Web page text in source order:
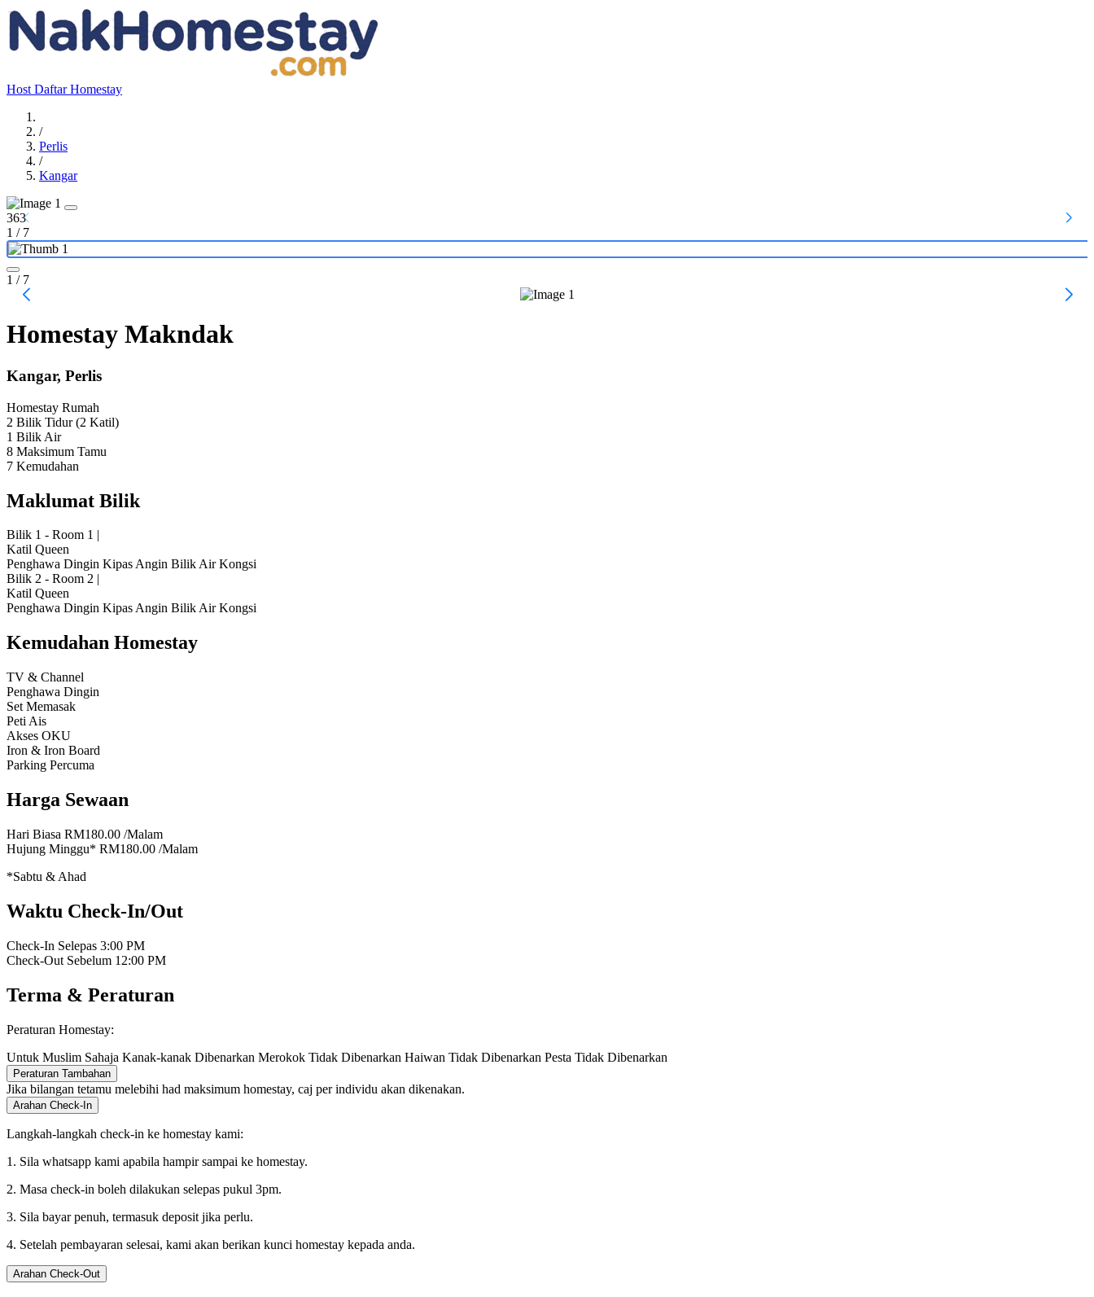
Host Daftar Homestay
/
Perlis
/
Kangar
363
1 / 7
1 / 7
Homestay Makndak
Kangar, Perlis
Homestay Rumah
2 Bilik Tidur(2 Katil)
1 Bilik Air
8 Maksimum Tamu
7 Kemudahan
Maklumat Bilik
Bilik 1 - Room 1 |
Katil Queen
Penghawa Dingin Kipas Angin Bilik Air Kongsi
Bilik 2 - Room 2 |
Katil Queen
Penghawa Dingin Kipas Angin Bilik Air Kongsi
Kemudahan Homestay
TV & Channel
Penghawa Dingin
Set Memasak
Peti Ais
Akses OKU
Iron & Iron Board
Parking Percuma
Harga Sewaan
Hari Biasa RM180.00 /Malam
Hujung Minggu* RM180.00 /Malam
*Sabtu & Ahad
Waktu Check-In/Out
Check-In Selepas 3:00 PM
Check-Out Sebelum 12:00 PM
Terma & Peraturan
Peraturan Homestay:
Untuk Muslim Sahaja Kanak-kanak Dibenarkan Merokok Tidak Dibenarkan Haiwan Tidak Dibenarkan Pesta Tidak Dibenarkan
Peraturan Tambahan
Jika bilangan tetamu melebihi had maksimum homestay, caj per individu akan dikenakan.
Arahan Check-In
Langkah-langkah check-in ke homestay kami:
1. Sila whatsapp kami apabila hampir sampai ke homestay.
2. Masa check-in boleh dilakukan selepas pukul 3pm.
3. Sila bayar penuh, termasuk deposit jika perlu.
4. Setelah pembayaran selesai, kami akan berikan kunci homestay kepada anda.
Arahan Check-Out